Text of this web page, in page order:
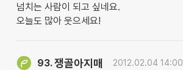
넘치는 사람이 되고 싶네요.
오늘도 많아 웃으세요!
93.쟁골아지매 2012.02.04 14:00